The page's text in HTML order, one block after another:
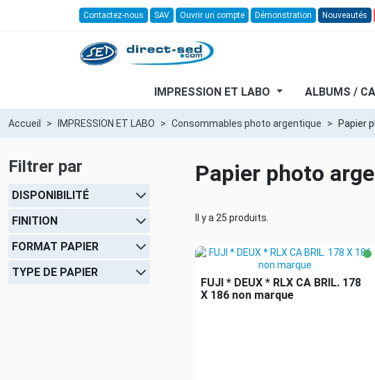
Contactez-nous SAV Ouvrir un compte Démonstration Nouveautés
IMPRESSION ET LABO ALBUMS /
Accueil IMPRESSION ET LABO Consommables photo argentique Papier
Filtrer par
DISPONIBILITÉ
FINITION
FORMAT PAPIER
TYPE DE PAPIER
Papier photo
Il y a 25 produits.
FUJI * DEUX * RLX CA BRIL. 178
X 186 non marque